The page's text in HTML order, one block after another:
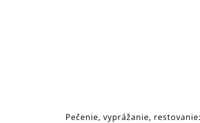
Pečenie, vyprážanie,